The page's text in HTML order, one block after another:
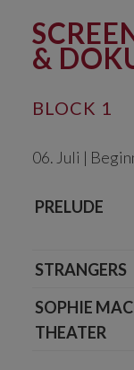
&
BLOCK 1
06. Juli |
PRELUDE
STRANGERS
SOPHIE
THEATER